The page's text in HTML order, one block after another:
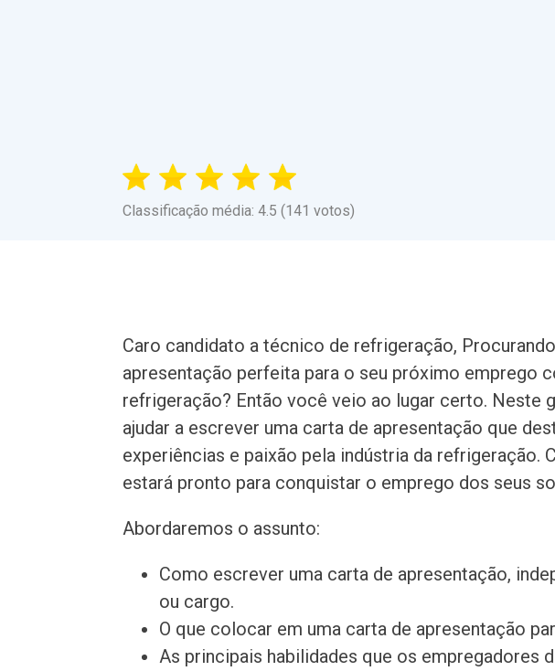
Classificação média: 4.5 (141 votos)
Caro candidato a técnico de refrigeração,
apresentação perfeita para o seu próximo emprego
refrigeração? Então você veio ao lugar certo. Neste
ajudar a escrever uma carta de apresentação que
experiências e paixão pela indústria da refrigeração.
estará pronto para conquistar o emprego dos seus
Abordaremos o assunto:
Como escrever uma carta de apresentação,
ou cargo.
O que colocar em uma carta de apresentação
As principais habilidades que os empregadores